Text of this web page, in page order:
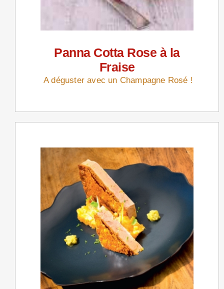
Panna Cotta Rose à la
Fraise
A déguster avec un Champagne Rosé !